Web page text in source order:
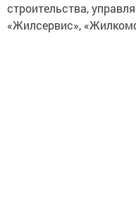
строительства,
«Жилсервис»,